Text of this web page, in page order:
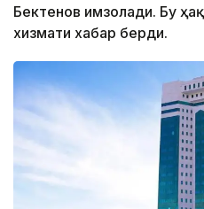
Бектенов имзолади. Бу
хизмати хабар берди.